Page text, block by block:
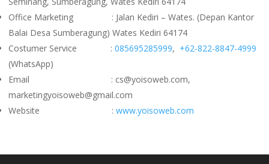
Office Marketing : Jalan Kediri – Wates. (Depan Kantor
Balai Desa Sumberagung) Wates Kediri 64174
Costumer Service : 085695285999, +62-822-8847-4999
(WhatsApp)
Email : cs@yoisoweb.com,
marketingyoisoweb@gmail.com
Website : www.yoisoweb.com